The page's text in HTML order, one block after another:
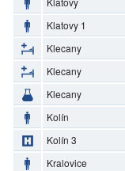
Klatovy 1
Klecany
Klecany
Klecany
Kolín
Kolín 3
Kralovice